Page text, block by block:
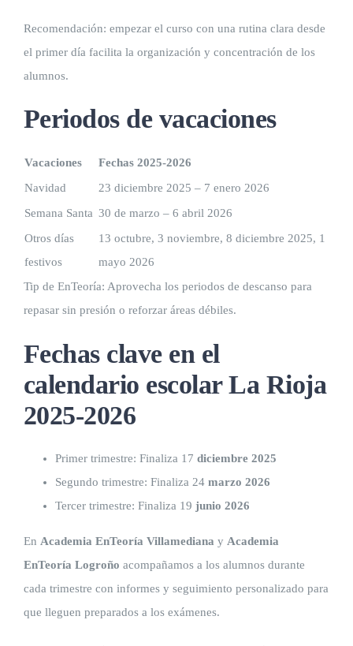
Recomendación: empezar el curso con una rutina clara desde
el primer día facilita la organización y concentración de los
alumnos.
Periodos de vacaciones
Vacaciones
Fechas 2025-2026
Navidad
23 diciembre 2025 – 7 enero 2026
Semana Santa 30 de marzo – 6 abril 2026
Otros días
festivos
13 octubre, 3 noviembre, 8 diciembre 2025, 1
mayo 2026
Tip de EnTeoría: Aprovecha los periodos de descanso para
repasar sin presión o reforzar áreas débiles.
Fechas clave en el
calendario escolar La Rioja
2025-2026
Primer trimestre: Finaliza 17 diciembre 2025
Segundo trimestre: Finaliza 24 marzo 2026
Tercer trimestre: Finaliza 19 junio 2026
En Academia EnTeoría Villamediana y Academia
EnTeoría Logroño acompañamos a los alumnos durante
cada trimestre con informes y seguimiento personalizado para
que lleguen preparados a los exámenes.